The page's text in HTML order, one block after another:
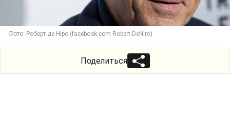
Фото: Роберт де Ніро (facebook.com Robert-DeNiro)
Поделиться